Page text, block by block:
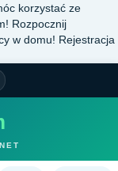
korzystać ze
Rozpocznij
w domu! Rejestracja